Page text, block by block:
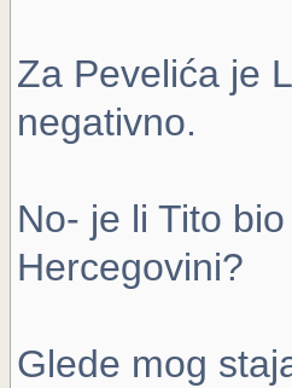
Za Pevelića je
negativno.
No- je li Tito
Hercegovini?
Glede mog